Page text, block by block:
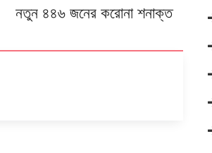
নতুন ৪৪৬ জনের করোনা শনাক্ত